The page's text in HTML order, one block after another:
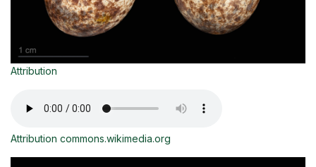
Attribution
Attribution commons.wikimedia.org